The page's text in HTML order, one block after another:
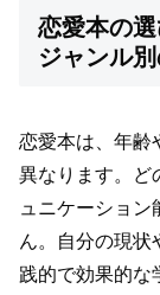
恋愛本の
ジャンル
恋愛本は、年齢
異なります。ど
ュニケーショ
ん。自分の現状
践的で効果的な